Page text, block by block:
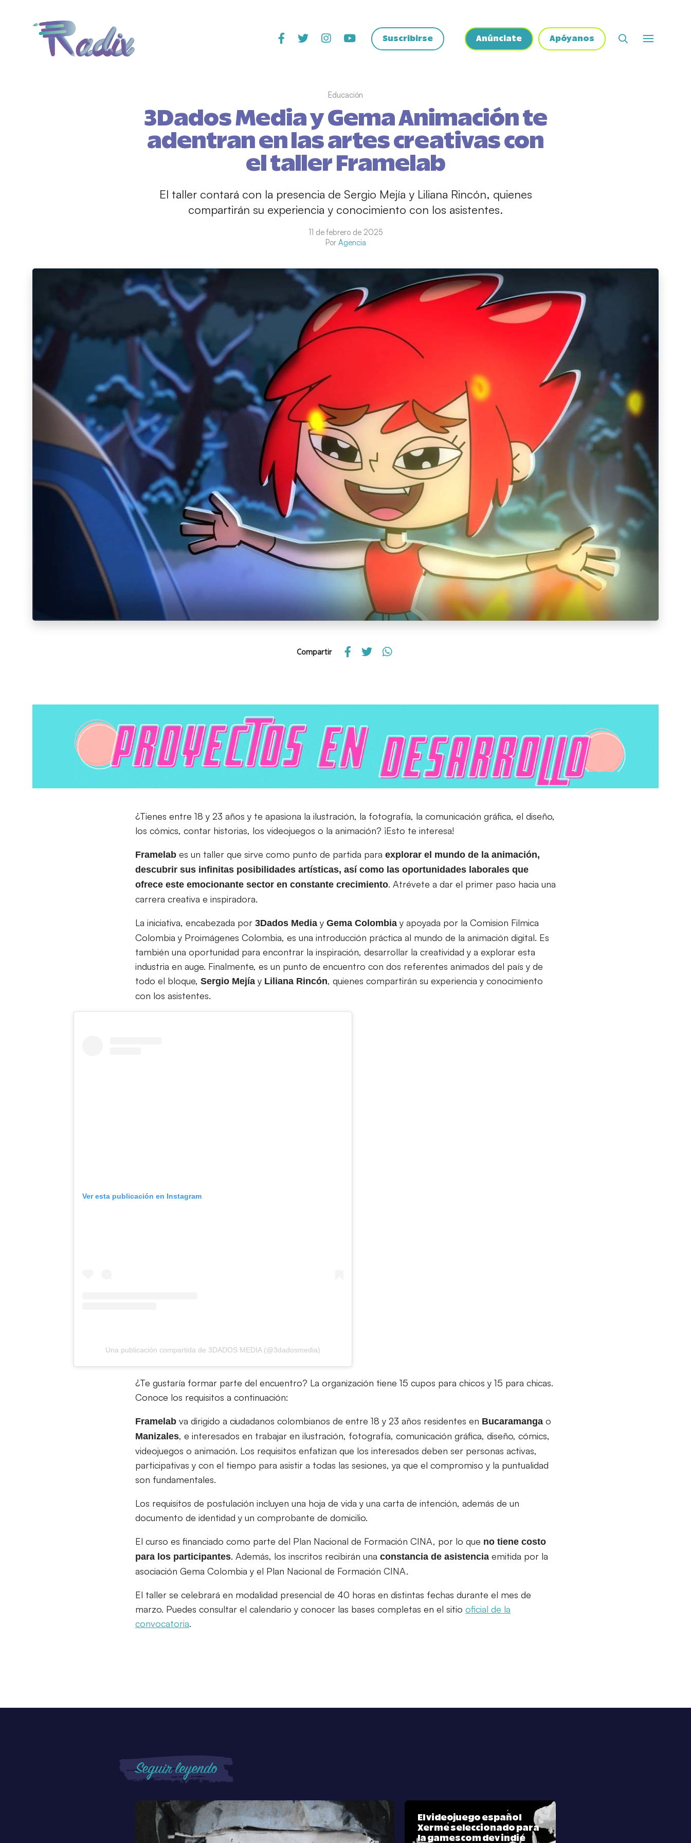
Suscribirse Anúnciate Apóyanos
Educación
3Dados Media y Gema Animación te
adentran en las artes creativas con
el taller Framelab
El taller contará con la presencia de Sergio Mejía y Liliana Rincón, quienes
compartirán su experiencia y conocimiento con los asistentes.
11 de febrero de 2025
Por Agencia
Compartir
¿Tienes entre 18 y 23 años y te apasiona la ilustración, la fotografía, la comunicación gráfica, el diseño,
los cómics, contar historias, los videojuegos o la animación? ¡Esto te interesa!
Framelab es un taller que sirve como punto de partida para explorar el mundo de la animación,
descubrir sus infinitas posibilidades artísticas, así como las oportunidades laborales que
ofrece este emocionante sector en constante crecimiento. Atrévete a dar el primer paso hacia una
carrera creativa e inspiradora.
La iniciativa, encabezada por 3Dados Media y Gema Colombia y apoyada por la Comision Filmica
Colombia y Proimágenes Colombia, es una introducción práctica al mundo de la animación digital. Es
también una oportunidad para encontrar la inspiración, desarrollar la creatividad y a explorar esta
industria en auge. Finalmente, es un punto de encuentro con dos referentes animados del país y de
todo el bloque, Sergio Mejía y Liliana Rincón, quienes compartirán su experiencia y conocimiento
con los asistentes.
Ver esta publicación en Instagram
Una publicación compartida de 3DADOS MEDIA (@3dadosmedia)
¿Te gustaría formar parte del encuentro? La organización tiene 15 cupos para chicos y 15 para chicas.
Conoce los requisitos a continuación:
Framelab va dirigido a ciudadanos colombianos de entre 18 y 23 años residentes en Bucaramanga o
Manizales, e interesados en trabajar en ilustración, fotografía, comunicación gráfica, diseño, cómics,
videojuegos o animación. Los requisitos enfatizan que los interesados deben ser personas activas,
participativas y con el tiempo para asistir a todas las sesiones, ya que el compromiso y la puntualidad
son fundamentales.
Los requisitos de postulación incluyen una hoja de vida y una carta de intención, además de un
documento de identidad y un comprobante de domicilio.
El curso es financiado como parte del Plan Nacional de Formación CINA, por lo que no tiene costo
para los participantes. Además, los inscritos recibirán una constancia de asistencia emitida por la
asociación Gema Colombia y el Plan Nacional de Formación CINA.
El taller se celebrará en modalidad presencial de 40 horas en distintas fechas durante el mes de
marzo. Puedes consultar el calendario y conocer las bases completas en el sitio oficial de la
convocatoria.
Seguir leyendo
El videojuego español
Xerme seleccionado para
la gamescom dev indie